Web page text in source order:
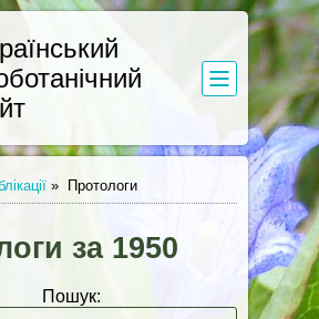
» Протологи
за 1950
Пошук: